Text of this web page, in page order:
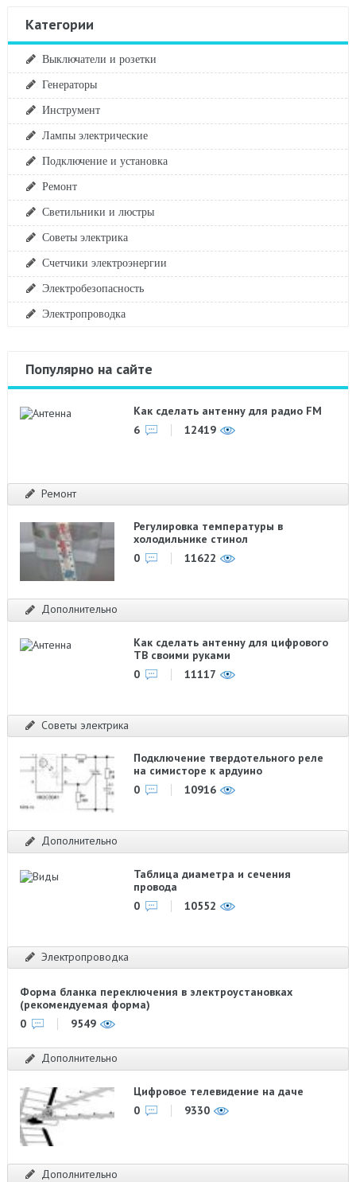
Категории
Выключатели и розетки
Генераторы
Инструмент
Лампы электрические
Подключение и установка
Ремонт
Светильники и люстры
Советы электрика
Счетчики электроэнергии
Электробезопасность
Электропроводка
Популярно на сайте
Как сделать антенну для радио FM
6
12419
Ремонт
Регулировка температуры в
холодильнике стинол
0
11622
Дополнительно
Как сделать антенну для цифрового
ТВ своими руками
0
11117
Советы электрика
Подключение твердотельного реле
на симисторе к ардуино
0
10916
Дополнительно
Таблица диаметра и сечения
провода
0
10552
Электропроводка
Форма бланка переключения в электроустановках
(рекомендуемая форма)
0
9549
Дополнительно
Цифровое телевидение на даче
0
9330
Дополнительно